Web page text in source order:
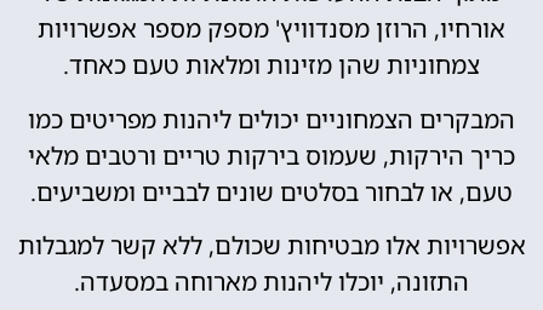
אורחיו, הרוזן מסנדוויץ' מספק מספר אפשרויות
צמחוניות שהן מזינות ומלאות טעם כאחד.
המבקרים הצמחוניים יכולים ליהנות מפריטים כמו
כריך הירקות, שעמוס בירקות טריים ורטבים מלאי
טעם, או לבחור בסלטים שונים לבביים ומשביעים.
אפשרויות אלו מבטיחות שכולם, ללא קשר למגבלות
התזונה, יוכלו ליהנות מארוחה במסעדה.